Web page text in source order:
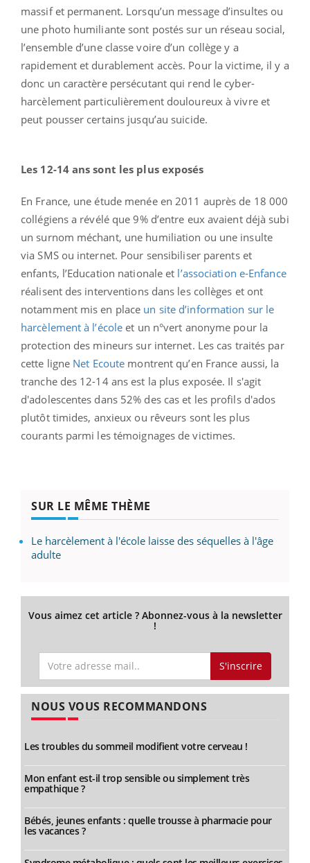
massif et permanent. Lorsqu’un message d’insultes ou
une photo humiliante sont postés sur un réseau social,
l’ensemble d’une classe voire d’un collège y a
rapidement et durablement accès. Pour la victime, il y a
donc un caractère persécutant qui rend le cyber-
harcèlement particulièrement douloureux à vivre et
peut pousser certains jusqu’au suicide.
Les 12-14 ans sont les plus exposés
En France, une étude menée en 2011 auprès de 18 000
collégiens a révélé que 9% d’entre eux avaient déjà subi
un surnom méchant, une humiliation ou une insulte
via SMS ou internet. Pour sensibiliser parents et
enfants, l’Education nationale et l’association e-Enfance
réalisent des interventions dans les collèges et ont
notamment mis en place un site d’information sur le
harcèlement à l’école et un n°vert anonyme pour la
protection des mineurs sur internet. Les cas traités par
cette ligne Net Ecoute montrent qu’en France aussi, la
tranche des 12-14 ans est la plus exposée. Il s'agit
d'adolescentes dans 52% des cas et les profils d'ados
plutôt timides, anxieux ou rêveurs sont les plus
courants parmi les témoignages de victimes.
SUR LE MÊME THÈME
Le harcèlement à l'école laisse des séquelles à l'âge
adulte
Vous aimez cet article ? Abonnez-vous à la newsletter
!
S'inscrire
NOUS VOUS RECOMMANDONS
Les troubles du sommeil modifient votre cerveau !
Mon enfant est-il trop sensible ou simplement très
empathique ?
Bébés, jeunes enfants : quelle trousse à pharmacie pour
les vacances ?